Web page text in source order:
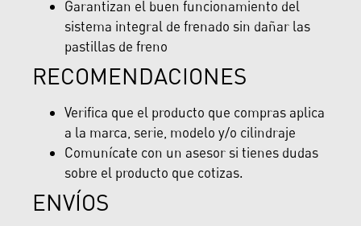
Garantizan el buen funcionamiento del
sistema integral de frenado sin dañar las
pastillas de freno
RECOMENDACIONES
Verifica que el producto que compras aplica
a la marca, serie, modelo y/o cilindraje
Comunícate con un asesor si tienes dudas
sobre el producto que cotizas.
ENVÍOS